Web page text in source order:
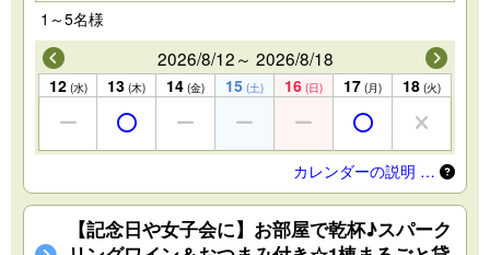
1～5名様
2026/8/12～ 2026/8/18
12 (水) 13 (木) 14 (金) 15 (土) 16 (日) 17 (月) 18 (火)
カレンダーの説明 …
【記念日や女子会に】お部屋で乾杯♪スパーク